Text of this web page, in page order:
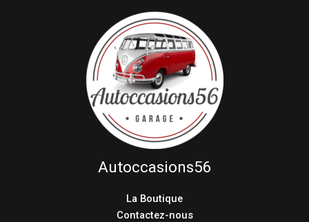
Autoccasions56
La Boutique
Contactez-nous